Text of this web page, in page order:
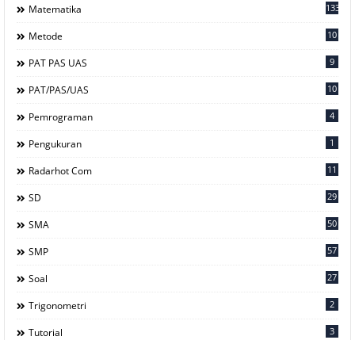
Matematika 133
Metode 10
PAT PAS UAS 9
PAT/PAS/UAS 10
Pemrograman 4
Pengukuran 1
Radarhot Com 11
SD 29
SMA 50
SMP 57
Soal 27
Trigonometri 2
Tutorial 3